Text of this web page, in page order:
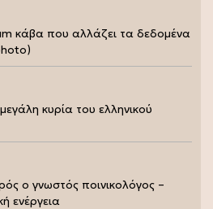
κάβα που αλλάζει τα δεδομένα
κυρία του ελληνικού
ο γνωστός ποινικολόγος –
ενέργεια